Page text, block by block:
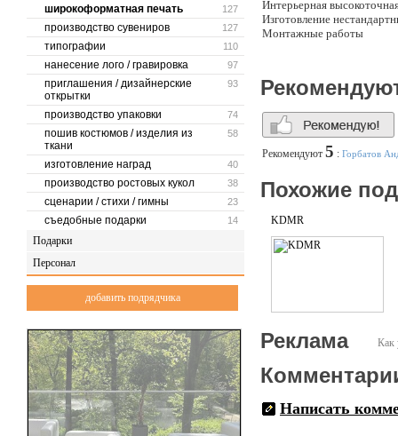
127
широкоформатная печать
127
производство сувениров
110
типографии
97
нанесение лого / гравировка
93
приглашения / дизайнерские
открытки
74
производство упаковки
58
пошив костюмов / изделия из
ткани
40
изготовление наград
38
производство ростовых кукол
23
сценарии / стихи / гимны
14
съедобные подарки
Подарки
Персонал
добавить подрядчика
Интерьерная
Изготовление
Монтажные работы
Рекомендуют 5 : Горбатов
Похожие
KDMR
Как
Реклама
Написать